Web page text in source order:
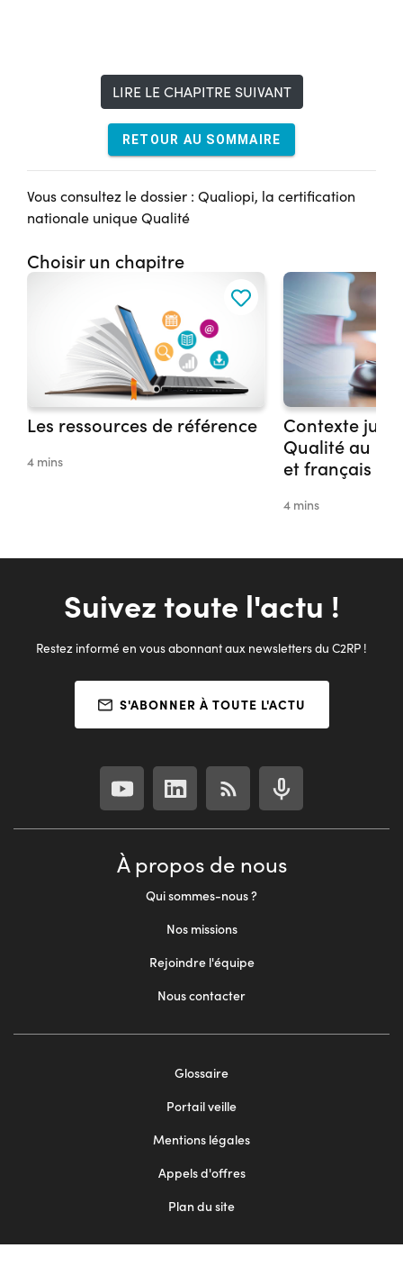
LIRE LE CHAPITRE SUIVANT
RETOUR AU SOMMAIRE
Vous consultez le dossier : Qualiopi, la certification
nationale unique Qualité
Choisir un chapitre
Les ressources de référence
4 mins
Contexte
Qualité au
et français
4 mins
Suivez toute l'actu !
Restez informé en vous abonnant aux newsletters du C2RP !
S'ABONNER À TOUTE L'ACTU
À propos de nous
Qui sommes-nous ?
Nos missions
Rejoindre l'équipe
Nous contacter
Glossaire
Portail veille
Mentions légales
Appels d'offres
Plan du site